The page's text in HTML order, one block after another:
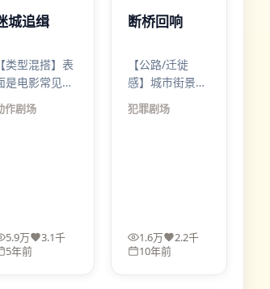
城追缉
【类型混搭】表
是电影常见套
，实则把喜剧
刺、悲剧的
作剧场
5.9万
3.1千
5年前
断桥回响
【公路/迁徙
感】城市街景与
荒郊路段交替出
现，空间本身就
犯罪剧场
1.6万
2.2千
10年前